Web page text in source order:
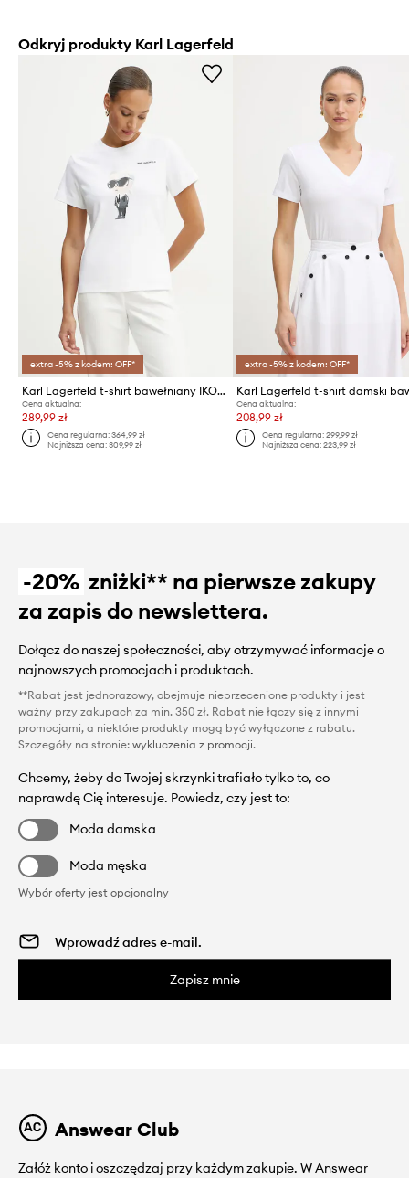
Odkryj produkty Karl Lagerfeld
extra -5% z kodem: OFF*
Karl Lagerfeld t-shirt bawełniany IKON AQUARELLE
Cena aktualna:
289,99 zł
Cena regularna:364,99 zł
Najniższa cena:309,99 zł
extra -5% z kodem: OFF*
Cena aktualna:
208,99 zł
Cena regularna: 299,99 zł
Najniższa cena: 223,99 zł
-20% zniżki** na pierwsze zakupy
za zapis do newslettera.
Dołącz do naszej społeczności, aby otrzymywać informacje o
najnowszych promocjach i produktach.
**Rabat jest jednorazowy, obejmuje nieprzecenione produkty i jest
ważny przy zakupach za min. 350 zł. Rabat nie łączy się z innymi
promocjami, a niektóre produkty mogą być wyłączone z rabatu.
Szczegóły na stronie: wykluczenia z promocji.
Chcemy, żeby do Twojej skrzynki trafiało tylko to, co
naprawdę Cię interesuje. Powiedz, czy jest to:
Moda damska
Moda męska
Wybór oferty jest opcjonalny
Zapisz mnie
Answear Club
Załóż konto i oszczędzaj przy każdym zakupie. W Answear